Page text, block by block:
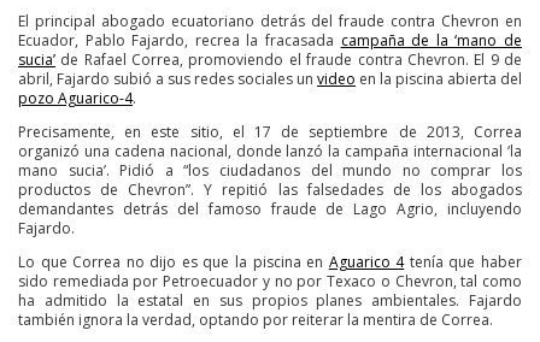
El principal abogado ecuatoriano detrás del fraude contra Chevron en
Ecuador, Pablo Fajardo, recrea la fracasada campaña de la ‘mano de
sucia’ de Rafael Correa, promoviendo el fraude contra Chevron. El 9 de
abril, Fajardo subió a sus redes sociales un video en la piscina abierta del
pozo Aguarico-4.
Precisamente, en este sitio, el 17 de septiembre de 2013, Correa
organizó una cadena nacional, donde lanzó la campaña internacional ‘la
mano sucia’. Pidió a “los ciudadanos del mundo no comprar los
productos de Chevron”. Y repitió las falsedades de los abogados
demandantes detrás del famoso fraude de Lago Agrio, incluyendo
Fajardo.
Lo que Correa no dijo es que la piscina en Aguarico 4tenía que haber
sido remediada por Petroecuador y no por Texaco o Chevron, tal como
ha admitido la estatal en sus propios planes ambientales. Fajardo
también ignora la verdad, optando por reiterar la mentira de Correa.